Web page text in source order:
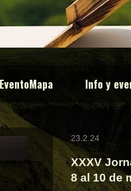
EventoMapa Info y
23.2.24
XXXV
8 al 10 de